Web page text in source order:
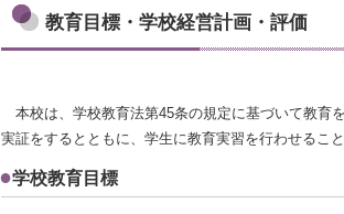
教育目標・学校経営計画・評価
本校は、学校教育法第45条の規定に基づいて教育
実証をするとともに、学生に教育実習を行わせること
学校教育目標